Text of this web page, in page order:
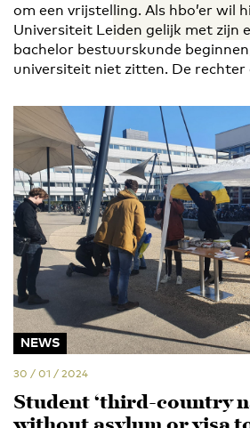
om een vrijstelling. Als hbo’er wil
Universiteit Leiden gelijk met zijn
bachelor bestuurskunde
universiteit niet zitten. De rechter
NEWS
30 / 01 / 2024
Student ‘third-country